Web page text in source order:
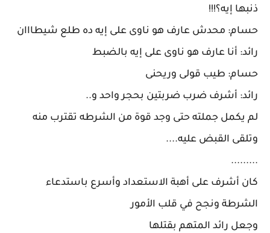
ذنبها إيه؟!!!
حسام: محدش عارف هو ناوى على إيه ده طلع شيطااان
رائد: أنا عارف هو ناوى على إيه بالضبط
حسام: طيب قولى وريحنى
رائد: أشرف ضرب ضربتين بحجر واحد و..
لم يكمل جملته حتى وجد قوة من الشرطه تقترب منه
وتلقى القبض عليه....
.........
كان أشرف على أهبة الاستعداد وأسرع باستدعاء
الشرطة ونجح في قلب الأمور
وجعل رائد المتهم بقتلها